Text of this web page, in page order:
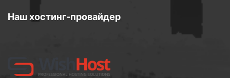
Наш хостинг-провайдер